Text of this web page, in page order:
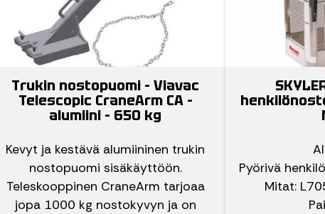
Trukin nostopuomi – Viavac
Telescopic CraneArm CA –
alumiini – 650 kg
Kevyt ja kestävä alumiininen trukin
nostopuomi sisäkäyttöön.
Teleskooppinen CraneArm tarjoaa
jopa 1000 kg nostokyvyn ja on
Pyörivä
Mitat: